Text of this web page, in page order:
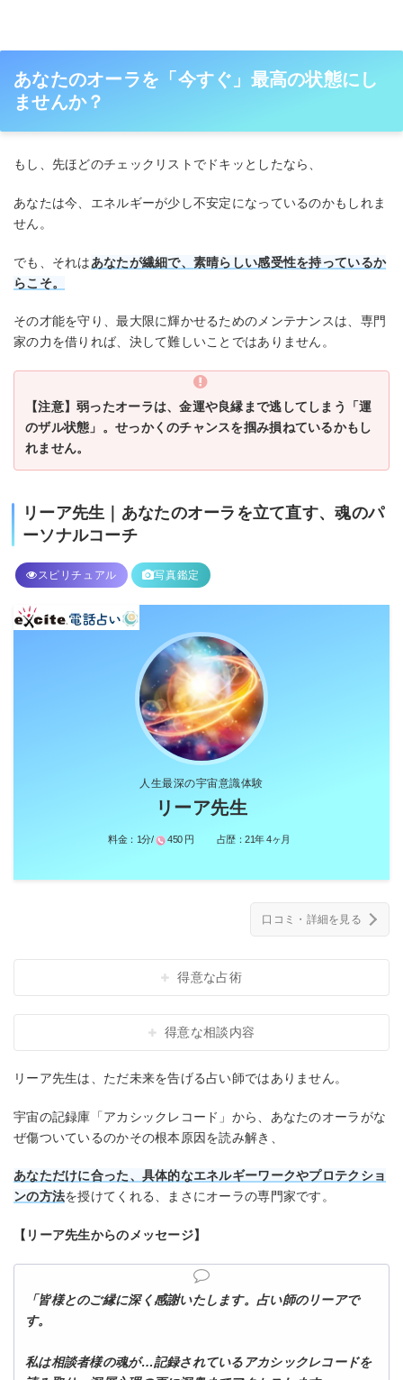
あなたのオーラを「今すぐ」最高の状態にし
ませんか？
もし、先ほどのチェックリストでドキッとしたなら、
あなたは今、エネルギーが少し不安定になっているのかもしれま
せん。
でも、それはあなたが繊細で、素晴らしい感受性を持っているか
らこそ。
その才能を守り、最大限に輝かせるためのメンテナンスは、専門
家の力を借りれば、決して難しいことではありません。
【注意】弱ったオーラは、金運や良縁まで逃してしまう「運
のザル状態」。せっかくのチャンスを掴み損ねているかもし
れません。
リーア先生｜あなたのオーラを立て直す、魂のパ
ーソナルコーチ
スピリチュアル 写真鑑定
人生最深の宇宙意識体験
リーア先生
料金： 1分/ 450 円 占歴：21年 4ヶ月
口コミ・詳細を見る
得意な占術
得意な相談内容
リーア先生は、ただ未来を告げる占い師ではありません。
宇宙の記録庫「アカシックレコード」から、あなたのオーラがな
ぜ傷ついているのかその根本原因を読み解き、
あなただけに合った、具体的なエネルギーワークやプロテクショ
ンの方法を授けてくれる、まさにオーラの専門家です。
【リーア先生からのメッセージ】
「皆様とのご縁に深く感謝いたします。占い師のリーアで
す。
私は相談者様の魂が…記録されているアカシックレコードを